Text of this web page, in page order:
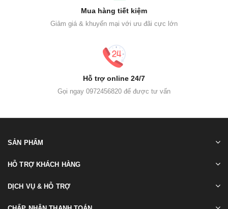
Mua hàng tiết kiệm
Giảm giá & khuyến mại với ưu đãi cực lớn
Hỗ trợ online 24/7
Gọi ngay 0972456820 để được tư vấn
SẢN PHẨM
HỖ TRỢ KHÁCH HÀNG
DỊCH VỤ & HỖ TRỢ